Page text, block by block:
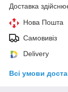
Доставка
Нова Пошта
Самовивіз
Delivery
Всі умови